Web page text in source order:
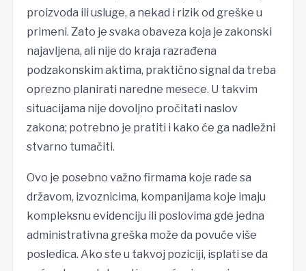
proizvoda ili usluge, a nekad i rizik od greške u
primeni. Zato je svaka obaveza koja je zakonski
najavljena, ali nije do kraja razrađena
podzakonskim aktima, praktično signal da treba
oprezno planirati naredne mesece. U takvim
situacijama nije dovoljno pročitati naslov
zakona; potrebno je pratiti i kako će ga nadležni
stvarno tumačiti.
Ovo je posebno važno firmama koje rade sa
državom, izvoznicima, kompanijama koje imaju
kompleksnu evidenciju ili poslovima gde jedna
administrativna greška može da povuče više
posledica. Ako ste u takvoj poziciji, isplati se da